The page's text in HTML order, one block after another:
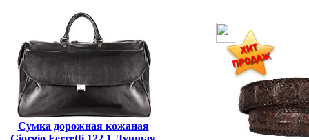
Сумка дорожная кожаная